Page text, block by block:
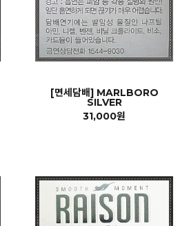
[면세담배] MARLBORO
SILVER
31,000원